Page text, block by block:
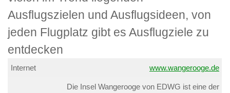
Internet www.wangerooge.de
Die Insel Wangerooge von EDWG ist eine der